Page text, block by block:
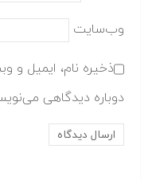
وب‌سایت
ذخیره نام، ایمیل و
دوباره دیدگاهی